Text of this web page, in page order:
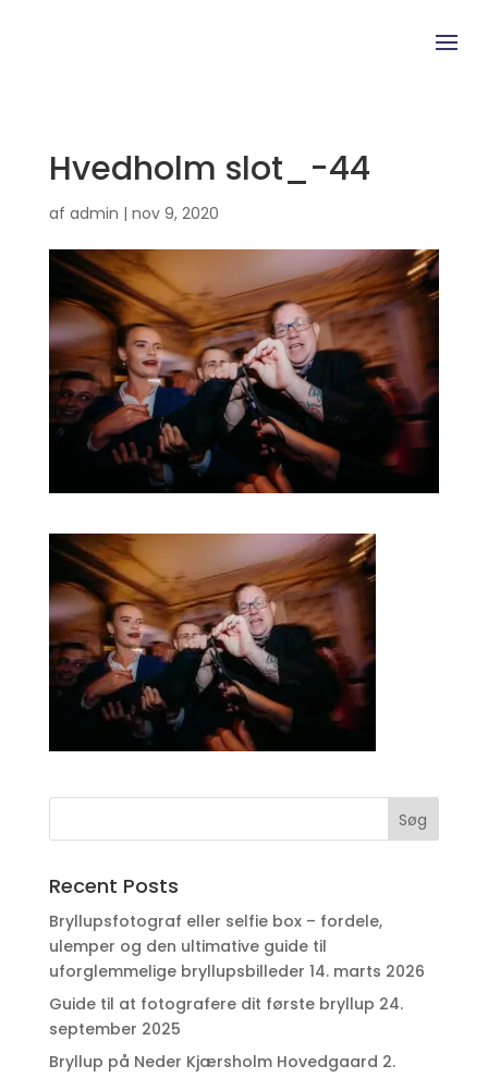
Hvedholm slot_-44
af admin | nov 9, 2020
Recent Posts
Bryllupsfotograf eller selfie box – fordele,
ulemper og den ultimative guide til
uforglemmelige bryllupsbilleder 14. marts 2026
Guide til at fotografere dit første bryllup 24.
september 2025
Bryllup på Neder Kjærsholm Hovedgaard 2.